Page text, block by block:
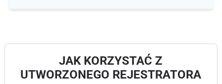
JAK KORZYSTAĆ Z
UTWORZONEGO REJESTRATORA